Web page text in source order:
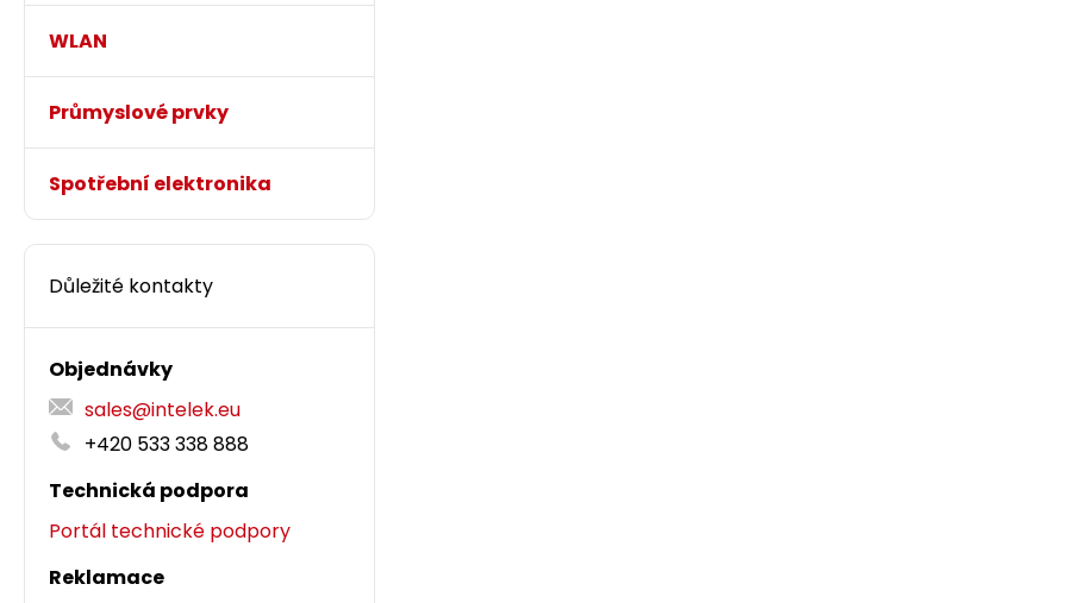
WLAN
Průmyslové prvky
Spotřební elektronika
Důležité kontakty
Objednávky
sales@intelek.eu
+420 533 338 888
Technická podpora
Portál technické podpory
Reklamace